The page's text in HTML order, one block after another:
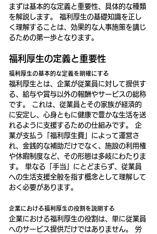
まずは基本的な定義と重要性、具体的な種類
を解説します。 福利厚生の基礎知識を正し
く理解することは、効果的な人事施策を講じ
るための第一歩となります。
福利厚生の定義と重要性
福利厚生の基本的な定義を明確にする
福利厚生とは、企業が従業員に対して提供す
る、給与や賞与以外の報酬やサービスの総称
です。 これは、従業員とその家族が経済的
に安定し、心身ともに健康で豊かな生活を送
れるように支援するための仕組みです。 企
業が支払う「福利厚生費」によって運営さ
れ、金銭的な補助だけでなく、施設の利用権
や休暇制度など、その形態は多岐にわたりま
す。 単なる「手当」にとどまらず、従業員
への生活支援全般を指す概念として理解して
おく必要があります。
企業における福利厚生の役割を説明する
企業における福利厚生の役割は、単に従業員
へのサービス提供だけではありません。 労